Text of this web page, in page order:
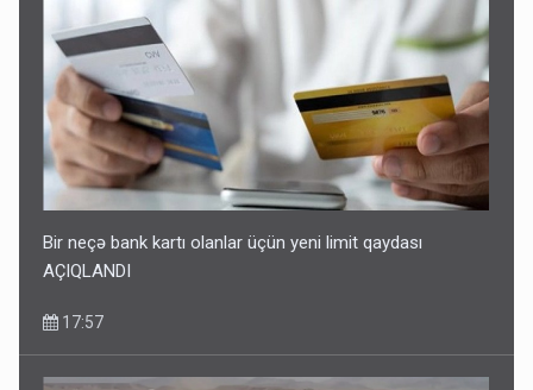
Bir neçə bank kartı olanlar üçün yeni limit qaydası
AÇIQLANDI
17:57